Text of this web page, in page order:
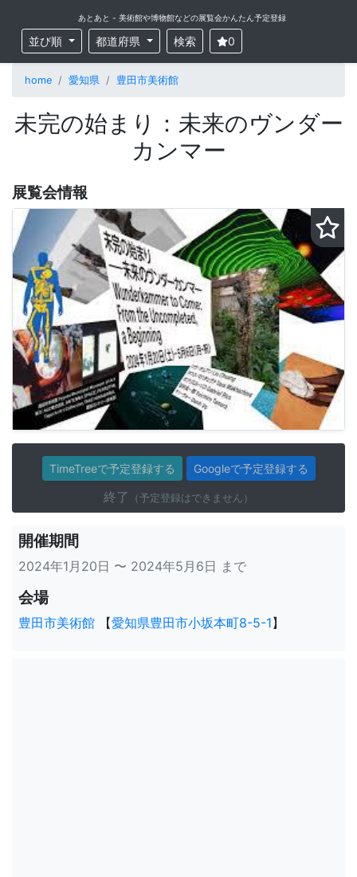
あとあと - 美術館や博物館などの展覧会かんたん予定登録
並び順 都道府県 検索 0
home 愛知県 豊田市美術館
未完の始まり：未来のヴンダー
カンマー
展覧会情報
TimeTreeで予定登録する Googleで予定登録する
終了 （予定登録はできません）
開催期間
2024年1月20日 〜 2024年5月6日 まで
会場
豊田市美術館 【愛知県豊田市小坂本町8-5-1】